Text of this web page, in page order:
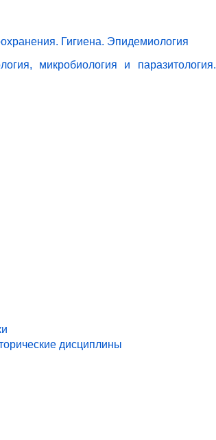
Гигиена. Эпидемиология
микробиология и паразитология.
дисциплины